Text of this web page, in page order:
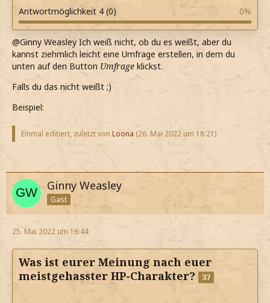
Antwortmöglichkeit 4 (0) 0%
@Ginny Weasley Ich weiß nicht, ob du es weißt, aber du
kannst ziehmlich leicht eine Umfrage erstellen, in dem du
unten auf den Button Umfrage klickst.
Falls du das nicht weißt ;)
Beispiel:
Einmal editiert, zuletzt von Loona (26. Mai 2022 um 18:21)
Ginny Weasley
Gast
25. Mai 2022 um 16:44
Was ist eurer Meinung nach euer
meistgehasster HP-Charakter?
37